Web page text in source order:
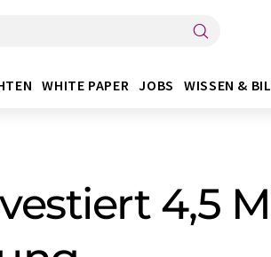
WHITE PAPER JOBS WISSEN &
4,5